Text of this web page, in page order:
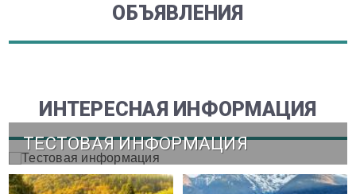
ОБЪЯВЛЕНИЯ
ИНТЕРЕСНАЯ ИНФОРМАЦИЯ
ТЕСТОВАЯ ИНФОРМАЦИЯ